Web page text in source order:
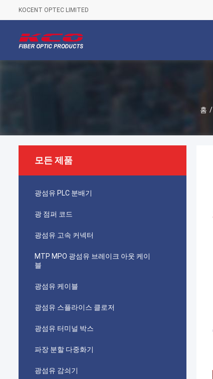
KOCENT OPTEC LIMITED
홈 /
모든 제품
광섬유 PLC 분배기
광 점퍼 코드
광섬유 고속 커넥터
MTP MPO 광섬유 브레이크 아웃 케이
블
광섬유 케이블
광섬유 스플라이스 클로저
광섬유 터미널 박스
파장 분할 다중화기
광섬유 감쇠기